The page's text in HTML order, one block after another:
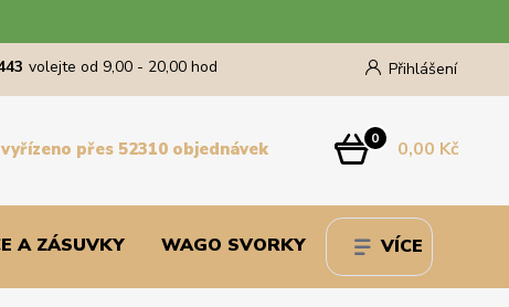
Přihlášení
volejte od 9,00 - 20,00 hod
0 0,00 Kč
vyřízeno přes 52310 objednávek
A ZÁSUVKY WAGO SVORKY VÍCE